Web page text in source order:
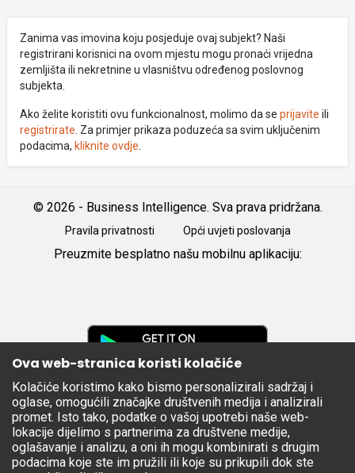
Zanima vas imovina koju posjeduje ovaj subjekt? Naši
registrirani korisnici na ovom mjestu mogu pronaći vrijedna
zemljišta ili nekretnine u vlasništvu određenog poslovnog
subjekta.
Ako želite koristiti ovu funkcionalnost, molimo da se prijavite ili
registrirate . Za primjer prikaza poduzeća sa svim uključenim
podacima, kliknite ovdje
© 2026 - Business Intelligence. Sva prava pridržana.
Pravila privatnosti Opći uvjeti poslovanja
Preuzmite besplatno našu mobilnu aplikaciju:
Apple
Store
Ova web-stranica koristi kolačiće
Kolačiće koristimo kako bismo personalizirali sadržaj i
oglase, omogućili značajke društvenih medija i analizirali
promet. Isto tako, podatke o vašoj upotrebi naše web-
lokacije dijelimo s partnerima za društvene medije,
oglašavanje i analizu, a oni ih mogu kombinirati s drugim
podacima koje ste im pružili ili koje su prikupili dok ste